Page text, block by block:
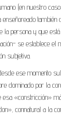
(en nuestro
la persona y que
se establece el
subjetiva.
ese momento
dominado por la
esa «constricción»
connatural a la